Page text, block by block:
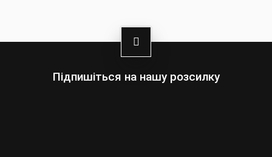
Підпишіться на нашу розсилку